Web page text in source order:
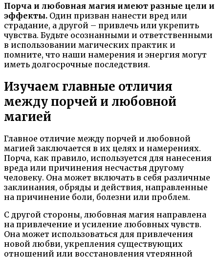
Порча и любовная магия имеют разные цели и
эффекты. Один призван нанести вред или
страдание, а другой – привлечь или укрепить
чувства. Будьте осознанными и ответственными
в использовании магических практик и
помните, что наши намерения и энергия могут
иметь долгосрочные последствия.
Изучаем главные отличия
между порчей и любовной
магией
Главное отличие между порчей и любовной
магией заключается в их целях и намерениях.
Порча, как правило, используется для нанесения
вреда или причинения несчастья другому
человеку. Она может включать в себя различные
заклинания, обряды и действия, направленные
на причинение боли, болезни или проблем.
С другой стороны, любовная магия направлена
на привлечение и усиление любовных чувств.
Она может использоваться для привлечения
новой любви, укрепления существующих
отношений или восстановления утерянной